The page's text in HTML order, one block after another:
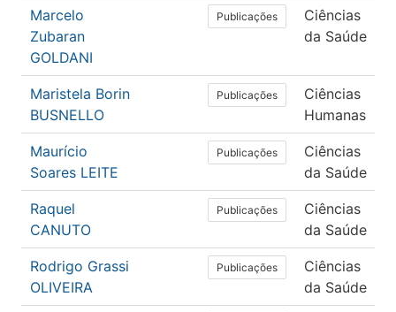
Marcelo
Zubaran
GOLDANI
Publicações
Ciências
da Saúde
Maristela Borin
BUSNELLO
Publicações
Ciências
Humanas
Maurício
Soares LEITE
Publicações
Ciências
da Saúde
Raquel
CANUTO
Publicações
Ciências
da Saúde
Rodrigo Grassi
OLIVEIRA
Publicações
Ciências
da Saúde